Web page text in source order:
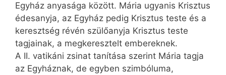
Egyház anyasága között. Mária ugyanis Krisztus
édesanyja, az Egyház pedig Krisztus teste és a
keresztség révén szülőanyja Krisztus teste
tagjainak, a megkeresztelt embereknek.
A II. vatikáni zsinat tanítása szerint Mária tagja
az Egyháznak, de egyben szimbóluma,